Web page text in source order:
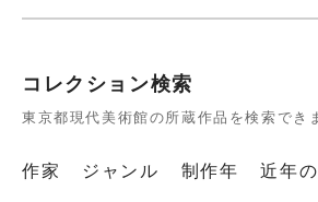
コレクション検索
東京都現代美術館の所蔵作品を検索でき
作家 ジャンル 制作年
近年